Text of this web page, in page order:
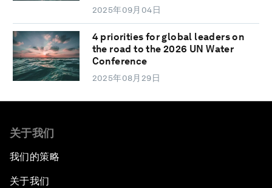
2025年09月04日
4 priorities for global leaders on
the road to the 2026 UN Water
Conference
2025年08月29日
关于我们
我们的策略
关于我们